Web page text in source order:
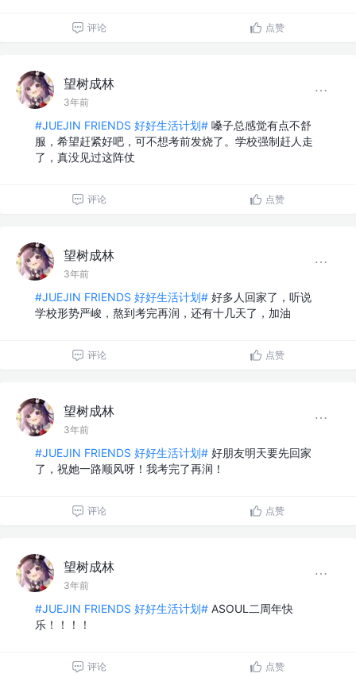
评论 点赞
望树成林
3年前
#JUEJIN FRIENDS 好好生活计划# 嗓子总感觉有点不舒
服，希望赶紧好吧，可不想考前发烧了。学校强制赶人走
了，真没见过这阵仗
评论 点赞
望树成林
3年前
#JUEJIN FRIENDS 好好生活计划# 好多人回家了，听说
学校形势严峻，熬到考完再润，还有十几天了，加油
评论 点赞
望树成林
3年前
#JUEJIN FRIENDS 好好生活计划# 好朋友明天要先回家
了，祝她一路顺风呀！我考完了再润！
评论 点赞
望树成林
3年前
#JUEJIN FRIENDS 好好生活计划# ASOUL二周年快
乐！！！！
评论 点赞